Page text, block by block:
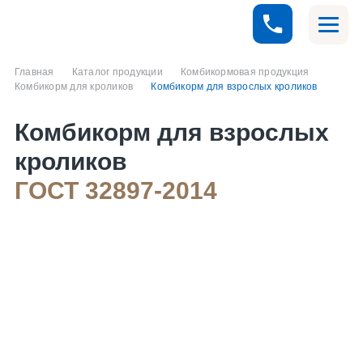
Главная Каталог продукции
Комбикормовая продукция
Комбикорм для кроликов
Комбикорм для взрослых кроликов
Комбикорм для взрослых
кроликов
ГОСТ 32897-2014